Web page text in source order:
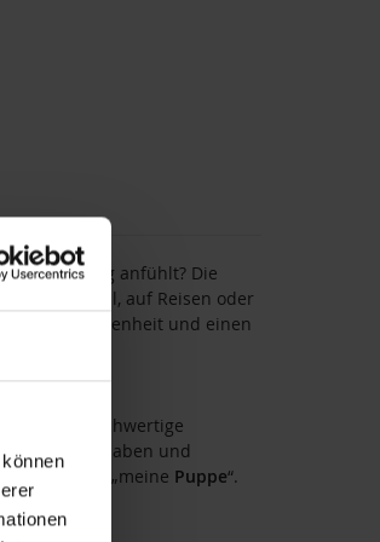
Umarmung anfühlt? Die
auf Reisen oder
Geborgenheit und einen
. Diese hochwertige
Liebhaben und
“ plötzlich „meine Puppe“.